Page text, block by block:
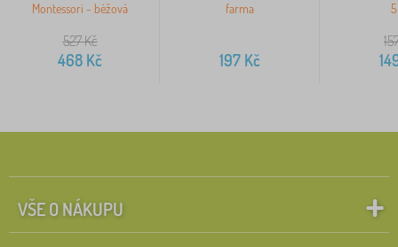
Montessori - béžová
527Kč
468 Kč
farma
197 Kč
VŠE O NÁKUPU